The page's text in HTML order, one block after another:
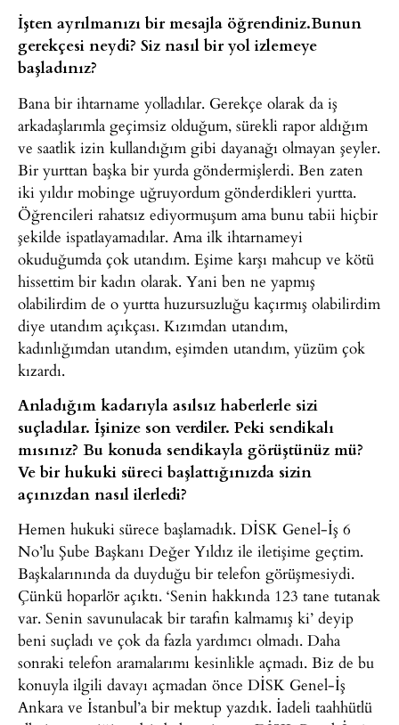
İşten ayrılmanızı bir mesajla öğrendiniz.Bunun
gerekçesi neydi? Siz nasıl bir yol izlemeye
başladınız?
Bana bir ihtarname yolladılar. Gerekçe olarak da iş
arkadaşlarımla geçimsiz olduğum, sürekli rapor aldığım
ve saatlik izin kullandığım gibi dayanağı olmayan şeyler.
Bir yurttan başka bir yurda göndermişlerdi. Ben zaten
iki yıldır mobinge uğruyordum gönderdikleri yurtta.
Öğrencileri rahatsız ediyormuşum ama bunu tabii hiçbir
şekilde ispatlayamadılar. Ama ilk ihtarnameyi
okuduğumda çok utandım. Eşime karşı mahcup ve kötü
hissettim bir kadın olarak. Yani ben ne yapmış
olabilirdim de o yurtta huzursuzluğu kaçırmış olabilirdim
diye utandım açıkçası. Kızımdan utandım,
kadınlığımdan utandım, eşimden utandım, yüzüm çok
kızardı.
Anladığım kadarıyla asılsız haberlerle sizi
suçladılar. İşinize son verdiler. Peki sendikalı
mısınız? Bu konuda sendikayla görüştünüz mü?
Ve bir hukuki süreci başlattığınızda sizin
açınızdan nasıl ilerledi?
Hemen hukuki sürece başlamadık. DİSK Genel-İş 6
No’lu Şube Başkanı Değer Yıldız ile iletişime geçtim.
Başkalarınında da duyduğu bir telefon görüşmesiydi.
Çünkü hoparlör açıktı. ‘Senin hakkında 123 tane tutanak
var. Senin savunulacak bir tarafın kalmamış ki’ deyip
beni suçladı ve çok da fazla yardımcı olmadı. Daha
sonraki telefon aramalarımı kesinlikle açmadı. Biz de bu
konuyla ilgili davayı açmadan önce DİSK Genel-İş
Ankara ve İstanbul’a bir mektup yazdık. İadeli taahhütlü